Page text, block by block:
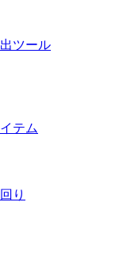
ツール
テム
り